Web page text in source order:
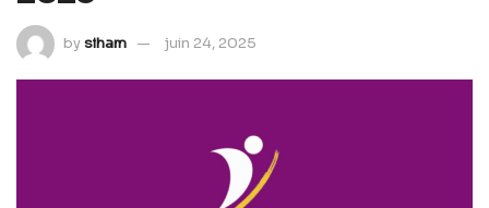
bysiham juin 24, 2025